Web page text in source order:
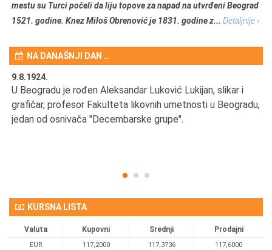
mestu su Turci počeli da liju topove za napad na utvrđeni Beograd
1521. godine. Knez Miloš Obrenović je 1831. godine z... Detaljnije ›
NA DANAŠNJI DAN …
9.8.1924.
U Beogradu je rođen Aleksandar Luković Lukijan, slikar i
grafičar, profesor Fakulteta likovnih umetnosti u Beogradu,
jedan od osnivača "Decembarske grupe".
KURSNA LISTA
Valuta Kupovni Srednji Prodajni
EUR 117,2000 117,3736
117,6000